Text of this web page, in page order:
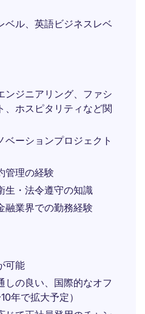
ベル、英語ビジネスレベ
ンジニアリング、ファシ
、ホスピタリティなど関
ベーションプロジェクト
管理の経験
生・法令遵守の知識
融業界での勤務経験
可能
しの良い、国際的なオフ
年で拡大予定）